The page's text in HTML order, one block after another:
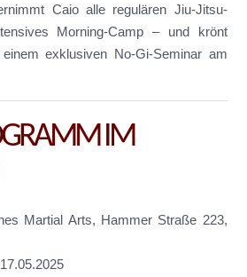
Caio alle regulären Jiu-Jitsu-
Morning-Camp – und krönt
exklusiven No-Gi-Seminar am
IM
Martial Arts, Hammer Straße 223,